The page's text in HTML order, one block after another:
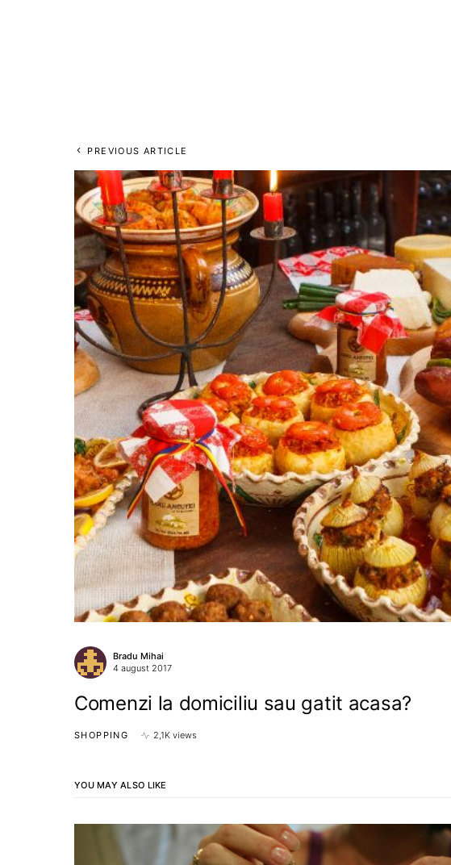
PREVIOUS ARTICLE
Bradu Mihai
4 august 2017
Comenzi la domiciliu sau gatit acasa?
SHOPPING 2,1K views
YOU MAY ALSO LIKE